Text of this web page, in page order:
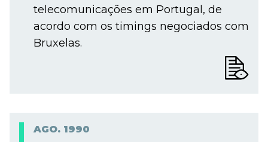
telecomunicações em Portugal, de
acordo com os timings negociados com
Bruxelas.
AGO. 1990